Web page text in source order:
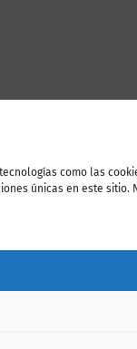
como las
únicas en este